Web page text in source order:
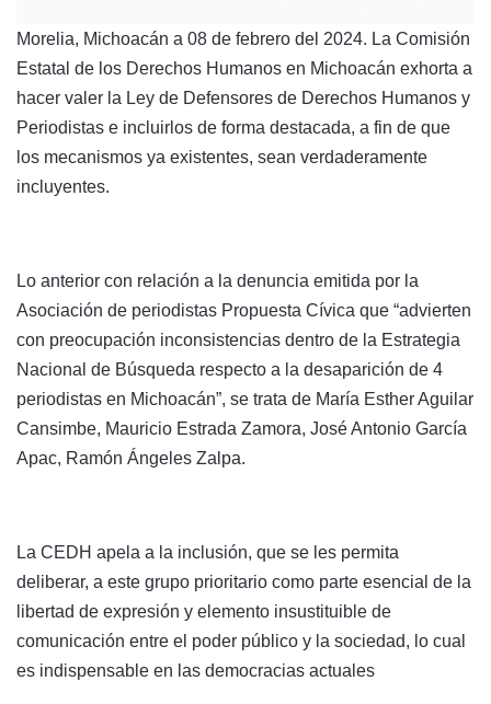
Morelia, Michoacán a 08 de febrero del 2024. La Comisión
Estatal de los Derechos Humanos en Michoacán exhorta a
hacer valer la Ley de Defensores de Derechos Humanos y
Periodistas e incluirlos de forma destacada, a fin de que
los mecanismos ya existentes, sean verdaderamente
incluyentes.
Lo anterior con relación a la denuncia emitida por la
Asociación de periodistas Propuesta Cívica que “advierten
con preocupación inconsistencias dentro de la Estrategia
Nacional de Búsqueda respecto a la desaparición de 4
periodistas en Michoacán”, se trata de María Esther Aguilar
Cansimbe, Mauricio Estrada Zamora, José Antonio García
Apac, Ramón Ángeles Zalpa.
La CEDH apela a la inclusión, que se les permita
deliberar, a este grupo prioritario como parte esencial de la
libertad de expresión y elemento insustituible de
comunicación entre el poder público y la sociedad, lo cual
es indispensable en las democracias actuales